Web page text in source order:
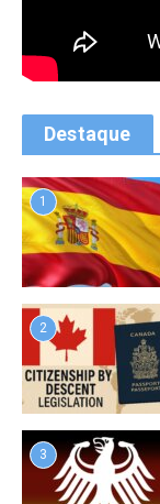
Destaque
1
2
3